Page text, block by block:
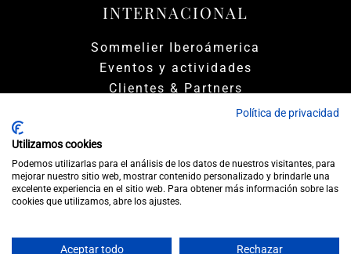
INTERNACIONAL
Sommelier Iberoámerica
Eventos y actividades
Clientes & Partners
Política de Privacidad|
Política de privacidad
Utilizamos cookies
Podemos utilizarlas para el análisis de los datos de nuestros visitantes, para
mejorar nuestro sitio web, mostrar contenido personalizado y brindarle una
excelente experiencia en el sitio web. Para obtener más información sobre las
cookies que utilizamos, abre los ajustes.
Aceptar todo Rechazar